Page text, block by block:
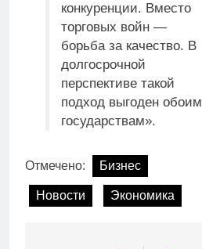
конкуренции. Вместо
торговых войн —
борьба за качество. В
долгосрочной
перспективе такой
подход выгоден обоим
государствам».
Отмечено: Бизнес
Новости Экономика